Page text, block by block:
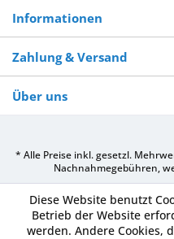
Informationen
Zahlung & Versand
Über uns
* Alle Preise inkl. gesetzl.
Nachnahmegebühren,
Diese Website benutzt
Betrieb der Website
werden. Andere Cookies,